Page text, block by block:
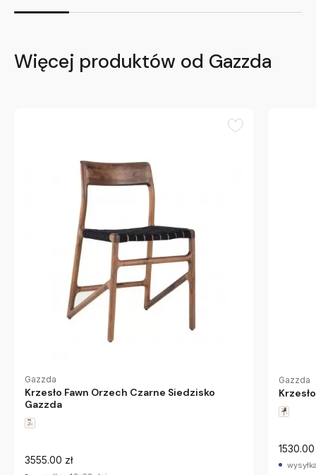
Więcej produktów od Gazzda
Gazzda
Krzesło Fawn Orzech Czarne Siedzisko
Gazzda
3555.00 zł
Gazzda
1530.00